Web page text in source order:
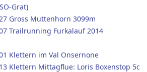
Grat)
Gross Muttenhorn 3099m
Trailrunning Furkalauf 2014
Klettern im Val Onsernone
Klettern Mittagflue: Loris Boxenstop 5c